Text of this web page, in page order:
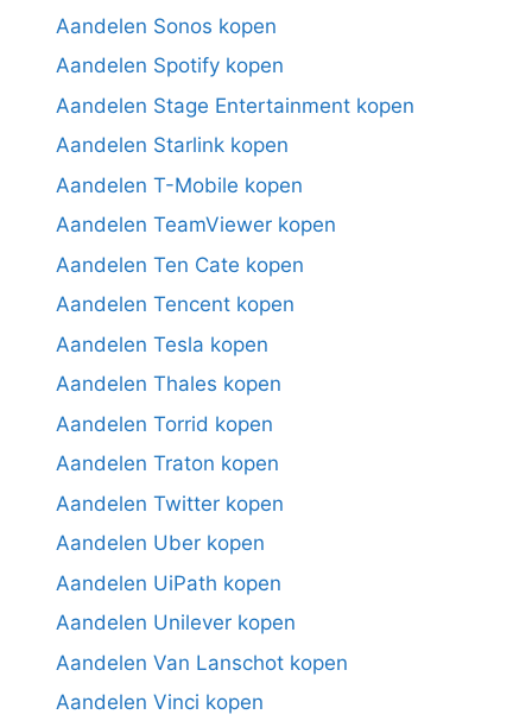
Aandelen Sonos kopen
Aandelen Spotify kopen
Aandelen Stage Entertainment kopen
Aandelen Starlink kopen
Aandelen T-Mobile kopen
Aandelen TeamViewer kopen
Aandelen Ten Cate kopen
Aandelen Tencent kopen
Aandelen Tesla kopen
Aandelen Thales kopen
Aandelen Torrid kopen
Aandelen Traton kopen
Aandelen Twitter kopen
Aandelen Uber kopen
Aandelen UiPath kopen
Aandelen Unilever kopen
Aandelen Van Lanschot kopen
Aandelen Vinci kopen